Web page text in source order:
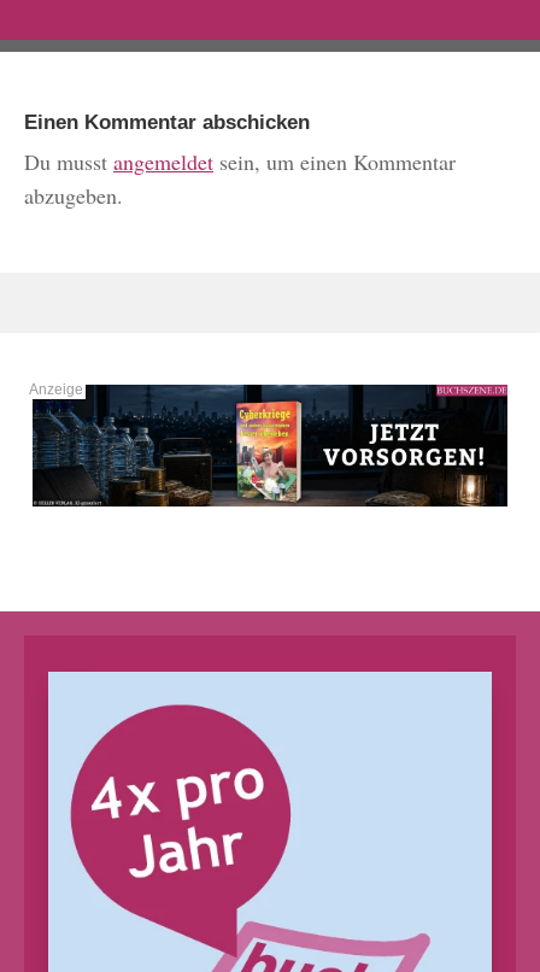
Einen Kommentar abschicken
Du musst angemeldet sein, um einen Kommentar
abzugeben.